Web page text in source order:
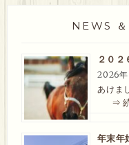
NEWS
２０２
2026年
あけま
⇒
年末年